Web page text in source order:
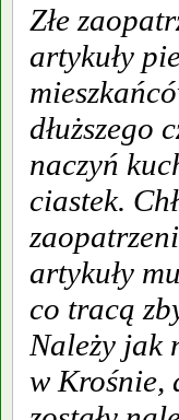
Złe
artykuły
dłuższego
naczyń
ciastek.
artykuły
co tracą
Należy jak
w Krośnie,